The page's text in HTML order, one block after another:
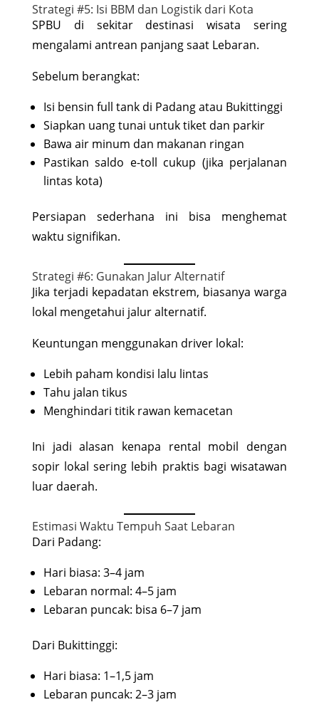
Strategi #5: Isi BBM dan Logistik dari Kota
SPBU di sekitar destinasi wisata sering
mengalami antrean panjang saat Lebaran.
Sebelum berangkat:
Isi bensin full tank di Padang atau Bukittinggi
Siapkan uang tunai untuk tiket dan parkir
Bawa air minum dan makanan ringan
Pastikan saldo e-toll cukup (jika perjalanan
lintas kota)
Persiapan sederhana ini bisa menghemat
waktu signifikan.
Strategi #6: Gunakan Jalur Alternatif
Jika terjadi kepadatan ekstrem, biasanya warga
lokal mengetahui jalur alternatif.
Keuntungan menggunakan driver lokal:
Lebih paham kondisi lalu lintas
Tahu jalan tikus
Menghindari titik rawan kemacetan
Ini jadi alasan kenapa rental mobil dengan
sopir lokal sering lebih praktis bagi wisatawan
luar daerah.
Estimasi Waktu Tempuh Saat Lebaran
Dari Padang:
Hari biasa: 3–4 jam
Lebaran normal: 4–5 jam
Lebaran puncak: bisa 6–7 jam
Dari Bukittinggi:
Hari biasa: 1–1,5 jam
Lebaran puncak: 2–3 jam